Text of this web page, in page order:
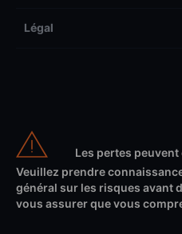
Légal
Les pertes
Veuillez prendre
général sur les risques avant
vous assurer que vous